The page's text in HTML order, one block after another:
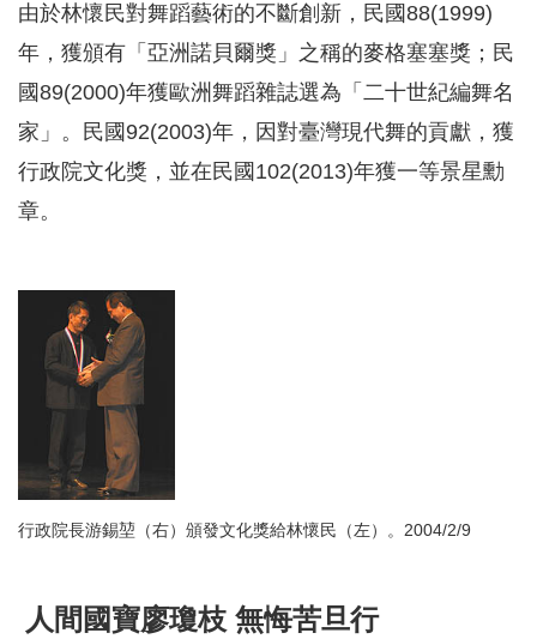
由於林懷民對舞蹈藝術的不斷創新，民國88(1999)
年，獲頒有「亞洲諾貝爾獎」之稱的麥格塞塞獎；民
國89(2000)年獲歐洲舞蹈雜誌選為「二十世紀編舞名
家」。民國92(2003)年，因對臺灣現代舞的貢獻，獲
行政院文化獎，並在民國102(2013)年獲一等景星勳
章。
行政院長游錫堃（右）頒發文化獎給林懷民（左）。2004/2/9
人間國寶廖瓊枝 無悔苦旦行